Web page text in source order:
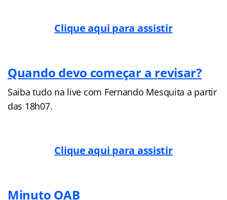
Clique aqui para assistir
Quando devo começar a revisar?
Saiba tudo na live com Fernando Mesquita a partir
das 18h07.
Clique aqui para assistir
Minuto OAB